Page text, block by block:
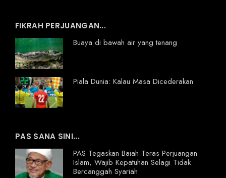
FIKRAH PERJUANGAN...
Buaya di bawah air yang tenang
Piala Dunia: Kalau Masa Dicederakan
PAS SANA SINI...
PAS Tegaskan Baiah Teras Perjuangan
Islam, Wajib Kepatuhan Selagi Tidak
Bercanggah Syariah